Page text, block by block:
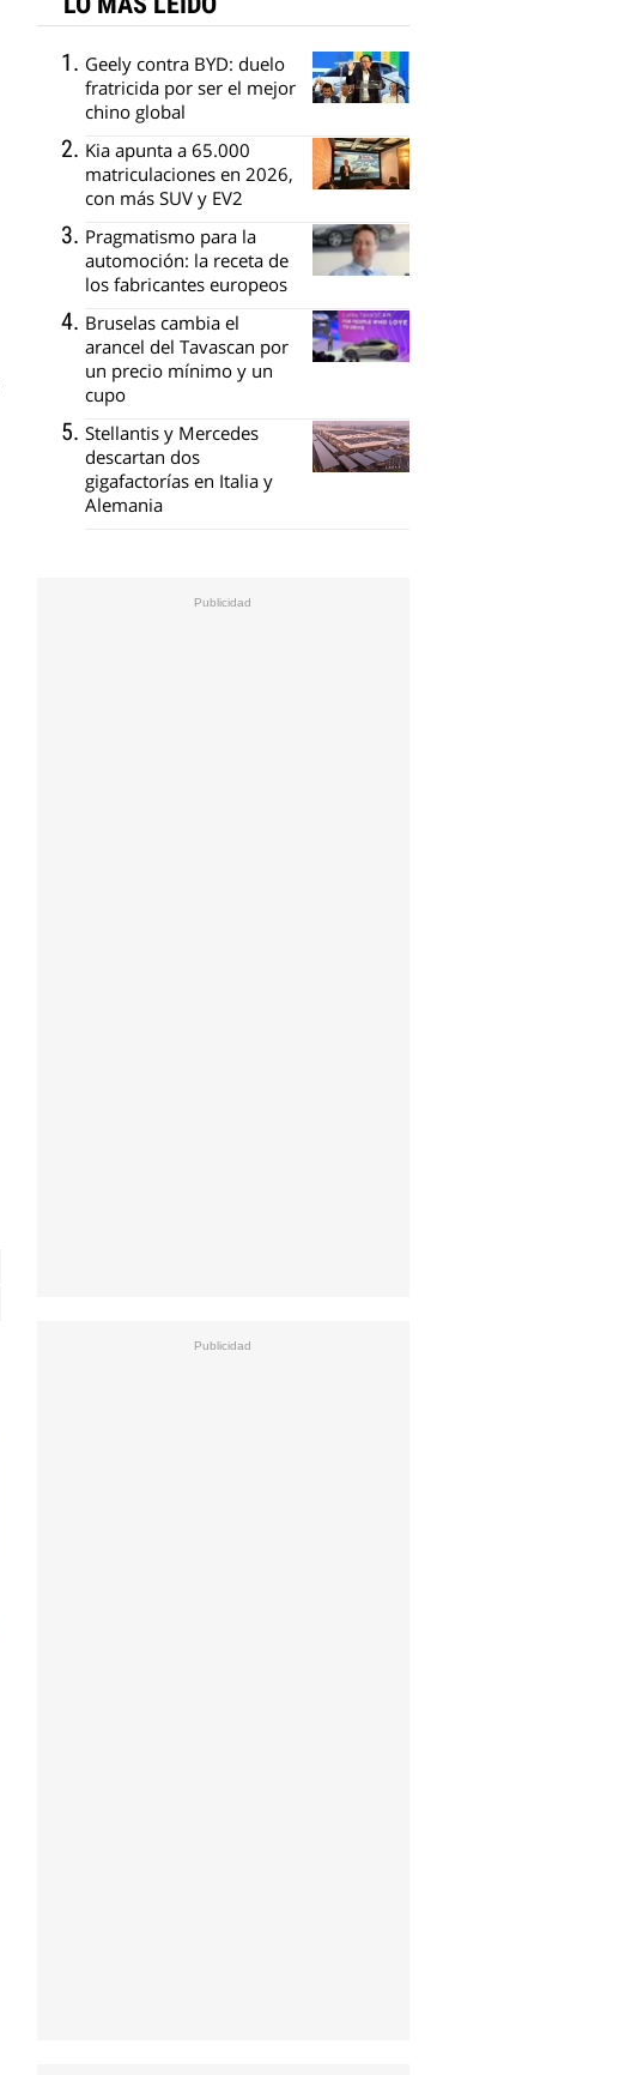
Geely contra BYD: duelo
fratricida por ser el mejor
chino global
Kia apunta a 65.000
matriculaciones en 2026,
con más SUV y EV2
Pragmatismo para la
automoción: la receta de
los fabricantes europeos
Bruselas cambia el
arancel del Tavascan por
un precio mínimo y un
cupo
Stellantis y Mercedes
descartan dos
gigafactorías en Italia y
Alemania